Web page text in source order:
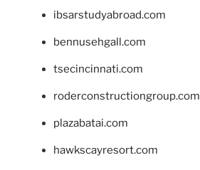
ibsarstudyabroad.com
bennusehgall.com
tsecincinnati.com
roderconstructiongroup.com
plazabatai.com
hawkscayresort.com